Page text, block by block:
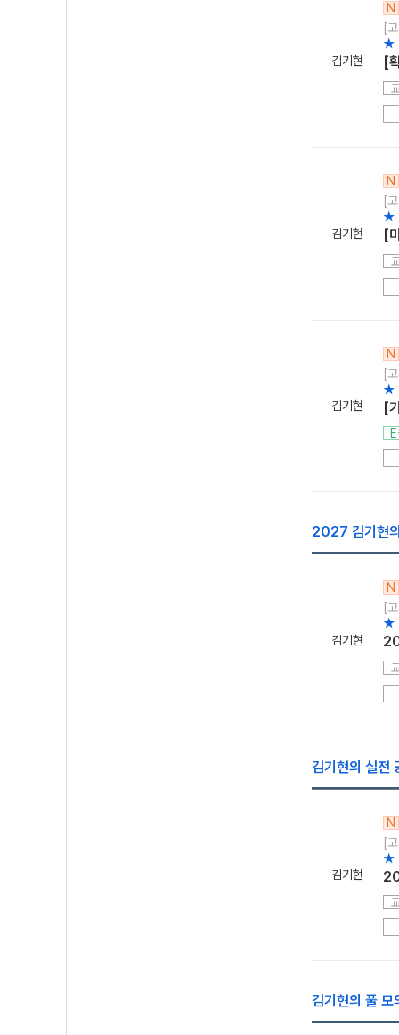
김기현
N
[
★
[
김기현
N
[
★
[
김기현
N
[
★
[
2027 김기현
김기현
N
[
★
김기현의 실
김기현
N
[
★
김기현의 풀